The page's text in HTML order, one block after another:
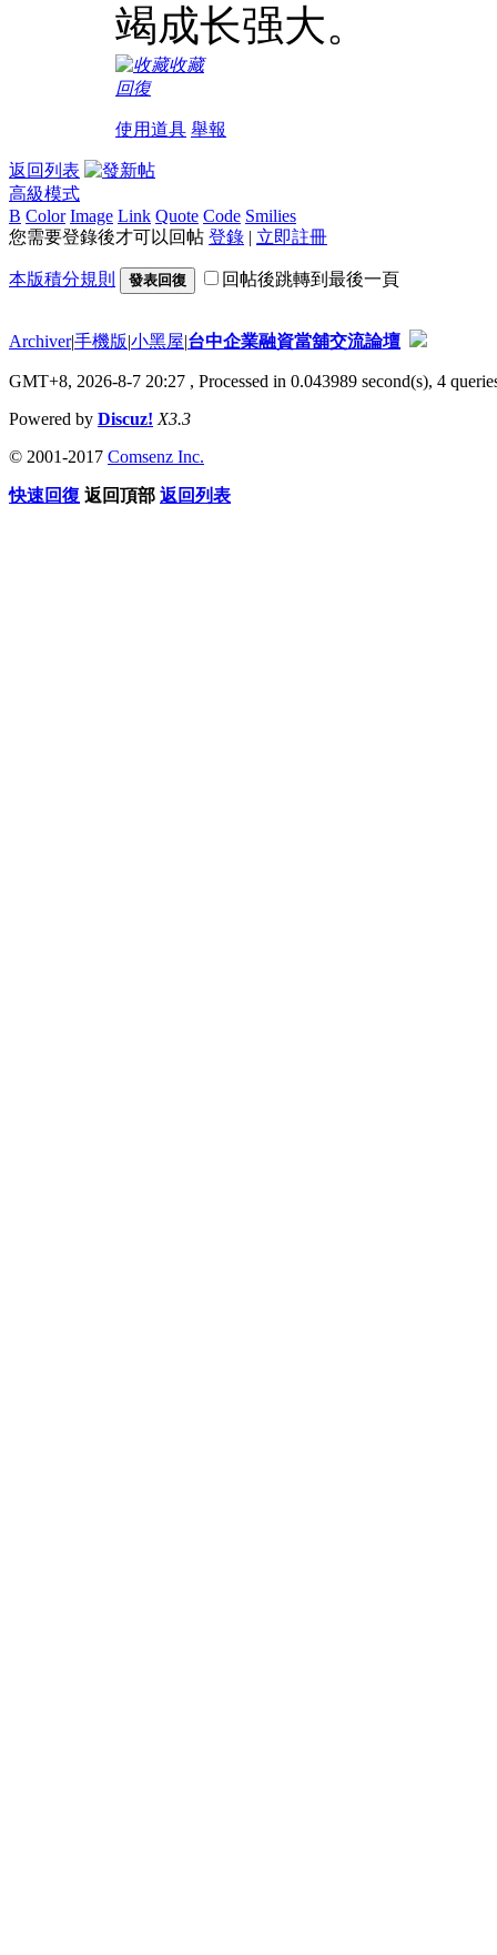
竭成长强大。
收藏
回復
使用道具 舉報
返回列表
高級模式
B Color Image Link Quote Code Smilies
您需要登錄後才可以回帖 登錄 | 立即註冊
本版積分規則 發表回復 回帖後跳轉到最後一頁
Archiver|手機版|小黑屋|台中企業融資當舖交流論壇
GMT+8, 2026-8-7 20:27 , Processed in 0.043989 second(s), 4
Powered by Discuz! X3.3
© 2001-2017 Comsenz Inc.
快速回復 返回頂部 返回列表